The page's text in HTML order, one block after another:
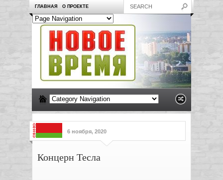
ГЛАВНАЯ О ПРОЕКТЕ
6 ноября, 2020
Концерн Тесла